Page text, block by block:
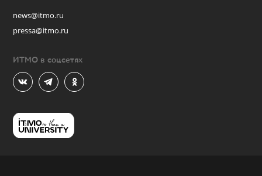
news@itmo.ru
pressa@itmo.ru
ИТМО в соцсетях